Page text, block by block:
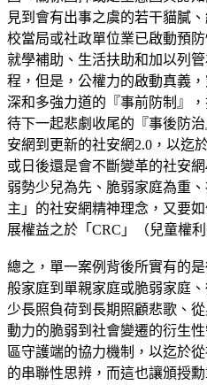
見到會有出事之虞的若干貓膩
校當局或社政單位業已啟動預
就學補助、生活扶助和加以列
程，但是，公權力的啟動真義
深和多強力道的『事前防制』
待下一起悲劇收尾的『事後防
安網到更新的社安網2.0，以迄
或日後還是會不斷變革的社安
弱勢少兒為先、脆弱家庭為重
主」的社安網精神理念，又要
展權益之於「CRC」（兒童權
總之，單一案例背後所實有的
般家庭到單親家庭或脆弱家庭
少長照負荷到長期照顧悲歌、
動力的脆弱到社會變遷的衍生
區守護端的協力機制，以迄於
的串聯性思辨，而這也讓頒授